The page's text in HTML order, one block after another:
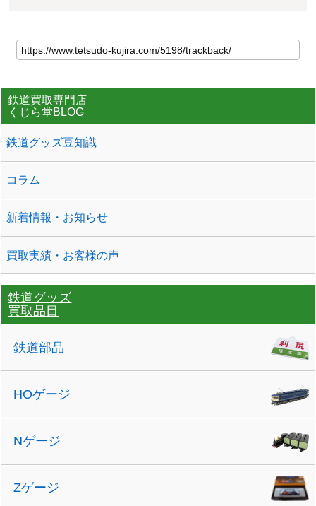
鉄道買取専門店
くじら堂BLOG
鉄道グッズ豆知識
コラム
新着情報・お知らせ
買取実績・お客様の声
鉄道グッズ
買取品目
鉄道部品
HOゲージ
Nゲージ
Zゲージ